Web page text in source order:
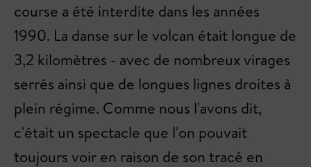
course a été interdite dans les années
1990. La danse sur le volcan était longue de
3,2 kilomètres - avec de nombreux virages
serrés ainsi que de longues lignes droites à
plein régime. Comme nous l'avons dit,
c'était un spectacle que l'on pouvait
toujours voir en raison de son tracé en